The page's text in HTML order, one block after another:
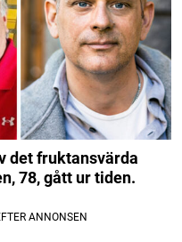
det fruktansvärda
78, gått ur tiden.